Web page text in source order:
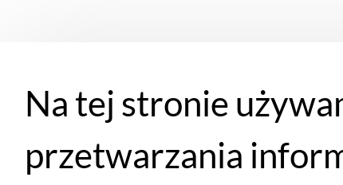
Dane techniczne
Na tej stronie
przetwarzania